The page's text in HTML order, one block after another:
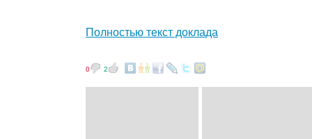
Полностью текст доклада
0 2